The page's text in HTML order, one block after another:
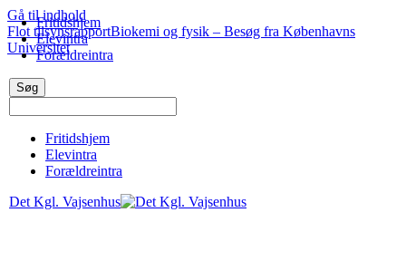
Gå til indhold
Flot tilsynsrapportBiokemi og fysik – Besøg fra Københavns
Universitet
Fritidshjem
Elevintra
Forældreintra
Det Kgl. Vajsenhus
Fritidshjem
Elevintra
Forældreintra